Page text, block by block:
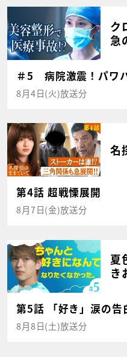
ク
急
＃5 病院激震！パワ
8月4日(火)放送分
名
第4話 超戦慄展開
8月7日(金)放送分
夏
き
第5話 「好き」涙の告
8月8日(土)放送分